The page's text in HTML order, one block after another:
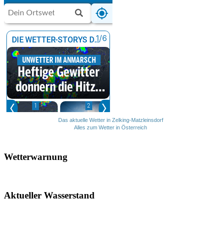
Das aktuelle Wetter in Zelking-Matzleinsdorf
Alles zum Wetter in Österreich
Wetterwarnung
Aktueller Wasserstand